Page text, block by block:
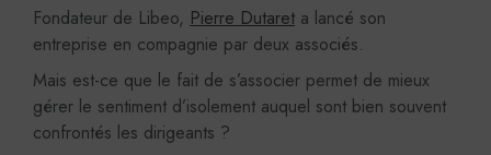
Fondateur de Libeo, Pierre Dutaret a lancé son
entreprise en compagnie par deux associés.
Mais est-ce que le fait de s’associer permet de mieux
gérer le sentiment d’isolement auquel sont bien souvent
confrontés les dirigeants ?